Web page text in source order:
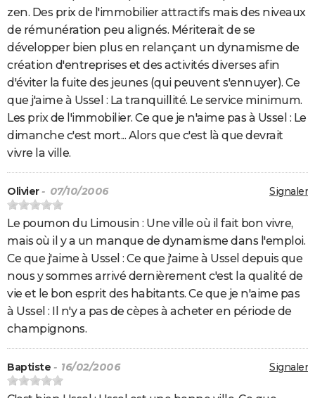
zen. Des prix de l'immobilier attractifs mais des niveaux
de rémunération peu alignés. Mériterait de se
développer bien plus en relançant un dynamisme de
création d'entreprises et des activités diverses afin
d'éviter la fuite des jeunes (qui peuvent s'ennuyer). Ce
que j'aime à Ussel : La tranquillité. Le service minimum.
Les prix de l'immobilier. Ce que je n'aime pas à Ussel : Le
dimanche c'est mort... Alors que c'est là que devrait
vivre la ville.
Signaler
Olivier- 07/10/2006
Le poumon du Limousin : Une ville où il fait bon vivre,
mais où il y a un manque de dynamisme dans l'emploi.
Ce que j'aime à Ussel : Ce que j'aime à Ussel depuis que
nous y sommes arrivé dernièrement c'est la qualité de
vie et le bon esprit des habitants. Ce que je n'aime pas
à Ussel : Il n'y a pas de cèpes à acheter en période de
champignons.
Signaler
Baptiste - 16/02/2006